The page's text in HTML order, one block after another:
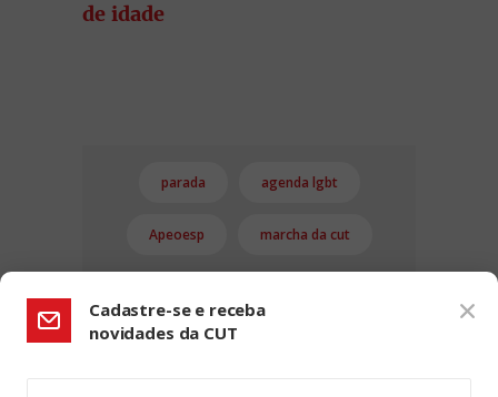
de idade
parada agenda lgbt
Apeoesp marcha da cut
Cadastre-se e receba
novidades da CUT